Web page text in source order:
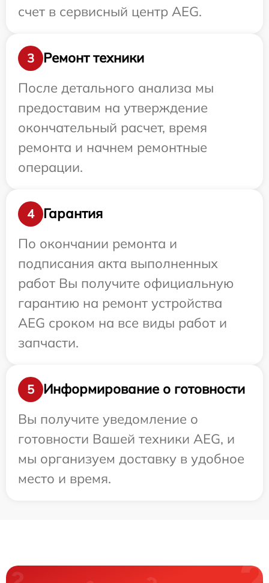
счет в сервисный центр AEG.
3
Ремонт техники
После детального анализа мы
предоставим на утверждение
окончательный расчет, время
ремонта и начнем ремонтные
операции.
4
Гарантия
По окончании ремонта и
подписания акта выполненных
работ Вы получите официальную
гарантию на ремонт устройства
AEG сроком на все виды работ и
запчасти.
5
Информирование о готовности
Вы получите уведомление о
готовности Вашей техники AEG, и
мы организуем доставку в удобное
место и время.